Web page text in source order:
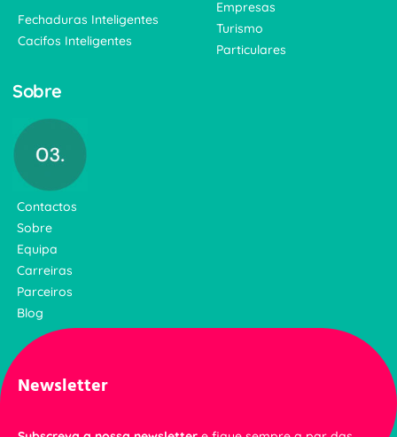
Fechaduras Inteligentes
Cacifos Inteligentes
Empresas
Turismo
Particulares
Sobre
Contactos
Sobre
Equipa
Carreiras
Parceiros
Blog
Newsletter